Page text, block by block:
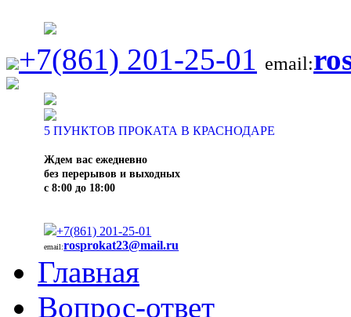
+7(861) 201-25-01 email:
5 ПУНКТОВ ПРОКАТА В КРАСНОДАРЕ
Ждем вас ежедневно
без перерывов и выходных
с 8:00 до 18:00
+7(861) 201-25-01
email:rosprokat23@mail.ru
Главная
Вопрос-ответ